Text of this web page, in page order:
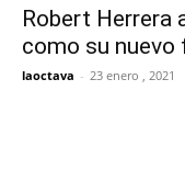
Robert Herrera
como su nuevo
laoctava - 23 enero , 2021